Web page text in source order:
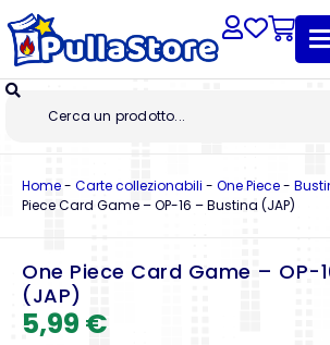
Home- Carte collezionabili - One Piece-
Piece Card Game – OP-16 – Bustina (JAP)
One Piece Card Game – OP-
(JAP)
5,99 €